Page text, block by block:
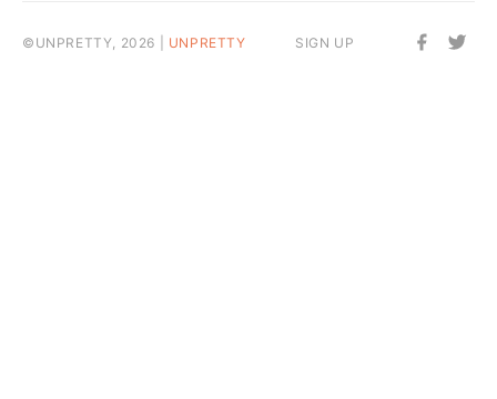
©UNPRETTY, 2026 | UNPRETTY SIGN UP